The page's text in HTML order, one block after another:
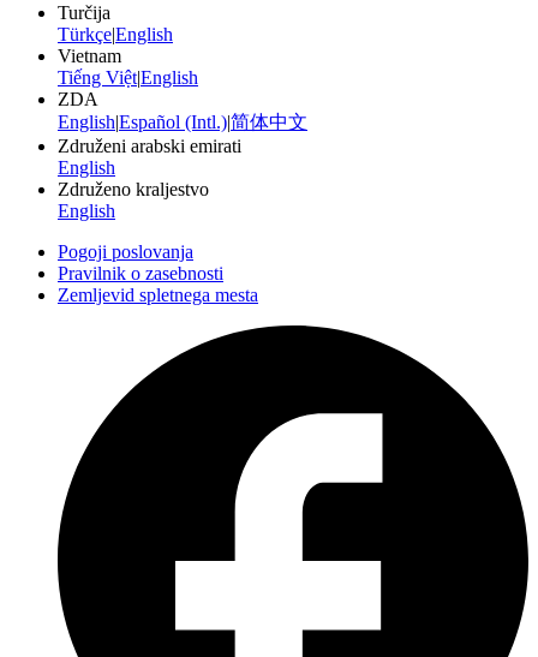
Turčija
Türkçe|English
Vietnam
Tiếng Việt|English
ZDA
English|Español (Intl.)|简体中文
Združeni arabski emirati
English
Združeno kraljestvo
English
Pogoji poslovanja
Pravilnik o zasebnosti
Zemljevid spletnega mesta